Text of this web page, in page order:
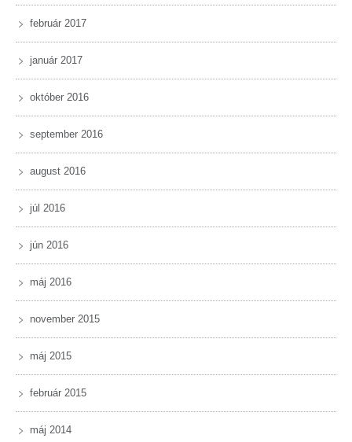
február 2017
január 2017
október 2016
september 2016
august 2016
júl 2016
jún 2016
máj 2016
november 2015
máj 2015
február 2015
máj 2014